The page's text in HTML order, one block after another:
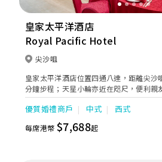
皇家太平洋酒店
Royal Pacific Hotel
尖沙咀
皇家太平洋酒店位置四通八達，距離尖沙
分鐘步程；天星小輪亦近在咫尺，便利親友出席囍
場地靈活實用，最多可容納238人，適合
會。全新裝潢的9樓太平洋廳可欣賞維多
簡潔優雅，營造溫馨的感覺。 太平洋廳已完成翻新並換上全新面
貌。現在就與我們聯絡預約參觀親身體驗及查詢詳
優質婚禮商戶 中式 西式
每席港幣 $7,688起